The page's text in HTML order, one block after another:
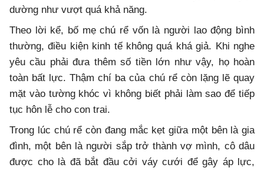
dường như vượt quá khả năng.
Theo lời kể, bố mẹ chú rể vốn là người lao động bình
thường, điều kiện kinh tế không quá khá giả. Khi nghe
yêu cầu phải đưa thêm số tiền lớn như vậy, họ hoàn
toàn bất lực. Thậm chí ba của chú rể còn lặng lẽ quay
mặt vào tường khóc vì không biết phải làm sao để tiếp
tục hôn lễ cho con trai.
Trong lúc chú rể còn đang mắc kẹt giữa một bên là gia
đình, một bên là người sắp trở thành vợ mình, cô dâu
được cho là đã bắt đầu cởi váy cưới để gây áp lực,